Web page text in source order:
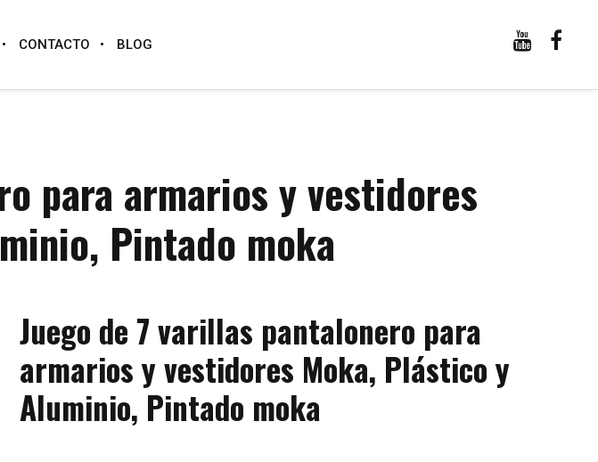
CONTACTO BLOG
para armarios y vestidores
Pintado moka
Juego de 7 varillas pantalonero para
armarios y vestidores Moka, Plástico y
Aluminio, Pintado moka